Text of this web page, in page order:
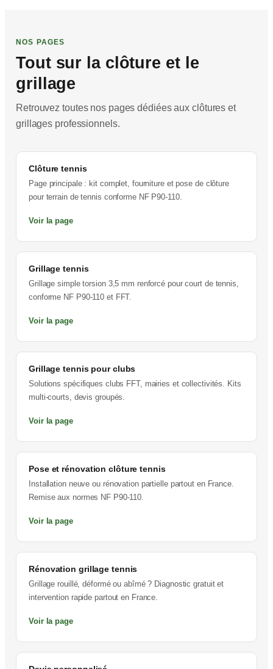
NOS PAGES
Tout sur la clôture et le
grillage
Retrouvez toutes nos pages dédiées aux clôtures et
grillages professionnels.
Clôture tennis
Page principale : kit complet, fourniture et pose de clôture
pour terrain de tennis conforme NF P90-110.
Voir la page
Grillage tennis
Grillage simple torsion 3,5 mm renforcé pour court de tennis,
conforme NF P90-110 et FFT.
Voir la page
Grillage tennis pour clubs
Solutions spécifiques clubs FFT, mairies et collectivités. Kits
multi-courts, devis groupés.
Voir la page
Pose et rénovation clôture tennis
Installation neuve ou rénovation partielle partout en France.
Remise aux normes NF P90-110.
Voir la page
Rénovation grillage tennis
Grillage rouillé, déformé ou abîmé ? Diagnostic gratuit et
intervention rapide partout en France.
Voir la page